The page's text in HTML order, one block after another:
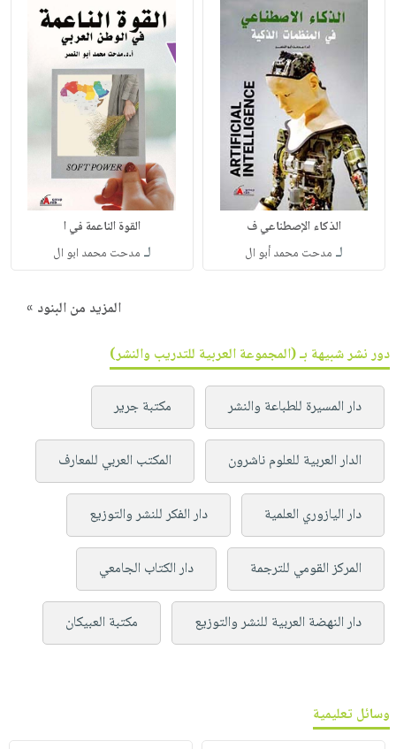
الذكاء الإصطناعي ف
لـ مدحت محمد أبو ال
القوة الناعمة في ا
لـ مدحت محمد ابو ال
المزيد من البنود »
دور نشر شبيهة بـ (المجموعة العربية للتدريب والنشر)
دار المسيرة للطباعة والنشر مكتبة جرير
الدار العربية للعلوم ناشرون المكتب العربي للمعارف
دار اليازوري العلمية دار الفكر للنشر والتوزيع
المركز القومي للترجمة دار الكتاب الجامعي
دار النهضة العربية للنشر والتوزيع مكتبة العبيكان
وسائل تعليمية